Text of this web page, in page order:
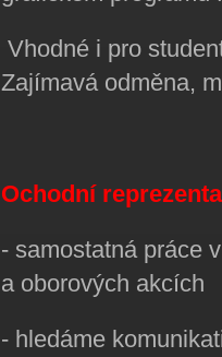
Vhodné i pro
Zajímavá odměna,
Ochodní
- samostatná práce
a oborových akcích
- hledáme